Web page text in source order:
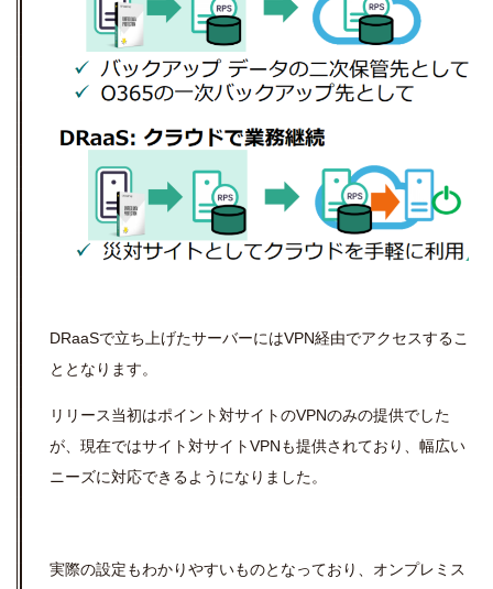
DRaaSで立ち上げたサーバーにはVPN経由でアクセスするこ
ととなります。
リリース当初はポイント対サイトのVPNのみの提供でした
が、現在ではサイト対サイトVPNも提供されており、幅広い
ニーズに対応できるようになりました。
実際の設定もわかりやすいものとなっており、オンプレミス